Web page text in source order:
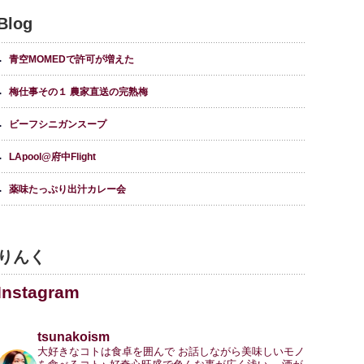
青空MOMEDで許可が増えた
梅仕事その１ 農家直送の完熟梅
ビーフシニガンスープ
LApool@府中Flight
薬味たっぷり出汁カレー会
んく
tsunakoism
大好きなコトは食卓を囲んで お話しながら美味しいモノ